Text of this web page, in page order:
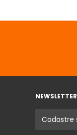
NEWSLETTER